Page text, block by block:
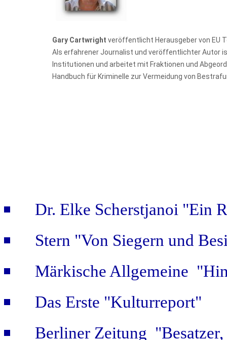
Gary Cartwright veröffentlicht Herausgeber von EU
Als erfahrener Journalist und veröffentlichter Autor
Institutionen und arbeitet mit Fraktionen und
Handbuch für Kriminelle zur Vermeidung von
Dr. Elke Scherstjanoi "Ein
Stern "Von Siegern und
Märkische Allgemeine
Das Erste "Kulturreport"
Berliner Zeitung